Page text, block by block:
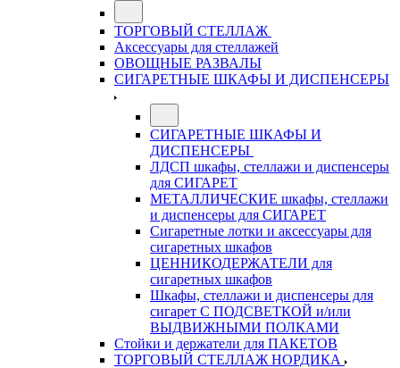
ТОРГОВЫЙ СТЕЛЛАЖ
Аксессуары для стеллажей
ОВОЩНЫЕ РАЗВАЛЫ
СИГАРЕТНЫЕ ШКАФЫ И ДИСПЕНСЕРЫ
СИГАРЕТНЫЕ ШКАФЫ И
ДИСПЕНСЕРЫ
ЛДСП шкафы, стеллажи и диспенсеры
для СИГАРЕТ
МЕТАЛЛИЧЕСКИЕ шкафы, стеллажи
и диспенсеры для СИГАРЕТ
Сигаретные лотки и аксессуары для
сигаретных шкафов
ЦЕННИКОДЕРЖАТЕЛИ для
сигаретных шкафов
Шкафы, стеллажи и диспенсеры для
сигарет С ПОДСВЕТКОЙ и/или
ВЫДВИЖНЫМИ ПОЛКАМИ
Стойки и держатели для ПАКЕТОВ
ТОРГОВЫЙ СТЕЛЛАЖ НОРДИКА